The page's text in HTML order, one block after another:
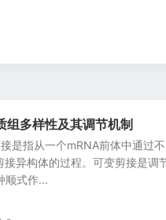
组多样性及其调节机制
是指从一个mRNA前体中通过
接异构体的过程。可变剪接是
顺式作...